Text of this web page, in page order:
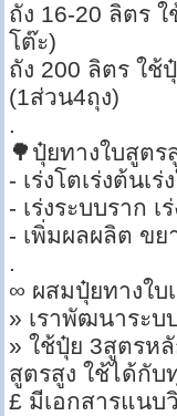
ถัง 16-20 ลิตร
โต๊ะ)
ถัง 200 ลิตร ใช้
(1ส่วน4ถุง)
.
🌳ปุ๋ยทางใบสูต
- เร่งโตเร่งต้นเ
- เร่งระบบราก
- เพิ่มผลผลิต ขย
.
∞ ผสมปุ๋ยทางใบ
» เราพัฒนาระ
» ใช้ปุ๋ย 3สูตรห
สูตรสูง ใช้ได้กับ
£ มีเอกสารแนบ